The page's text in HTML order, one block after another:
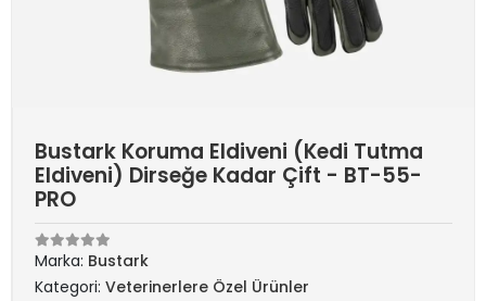
Bustark Koruma Eldiveni (Kedi Tutma
Eldiveni) Dirseğe Kadar Çift - BT-55-
PRO
Marka: Bustark
Kategori: Veterinerlere Özel Ürünler